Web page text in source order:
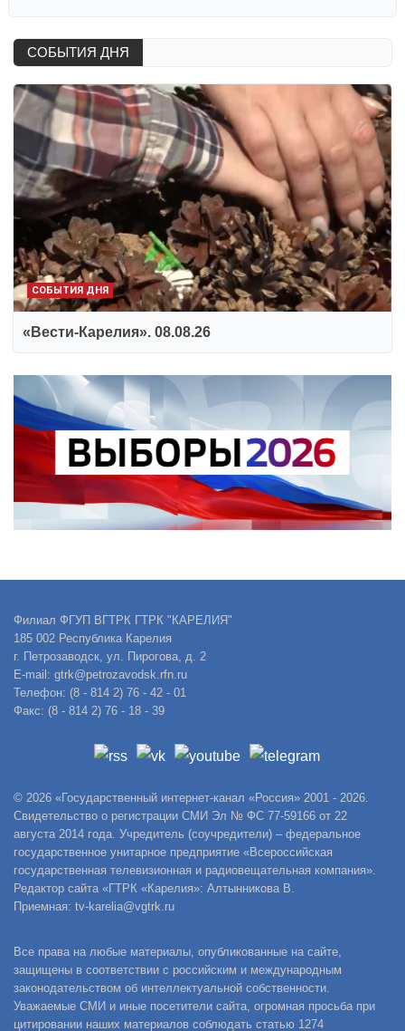
СОБЫТИЯ ДНЯ
СОБЫТИЯ ДНЯ
«Вести-Карелия». 08.08.26
Филиал ФГУП ВГТРК ГТРК "КАРЕЛИЯ"
185 002 Республика Карелия
г. Петрозаводск, ул. Пирогова, д. 2
E-mail: gtrk@petrozavodsk.rfn.ru
Телефон: (8 - 814 2) 76 - 42 - 01
Факс: (8 - 814 2) 76 - 18 - 39
© 2026 «Государственный интернет-канал «Россия» 2001 - 2026.
Свидетельство о регистрации СМИ Эл № ФС 77-59166 от 22
августа 2014 года. Учредитель (соучредители) – федеральное
государственное унитарное предприятие «Всероссийская
государственная телевизионная и радиовещательная компания».
Редактор сайта «ГТРК «Карелия»: Алтынникова В.
Приемная: tv-karelia@vgtrk.ru
Все права на любые материалы, опубликованные на сайте,
защищены в соответствии с российским и международным
законодательством об интеллектуальной собственности.
Уважаемые СМИ и иные посетители сайта, огромная просьба при
цитировании наших материалов соблюдать статью 1274